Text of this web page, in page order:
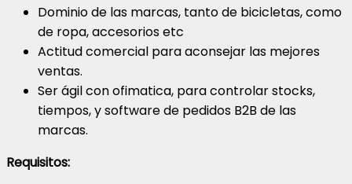
Dominio de las marcas, tanto de bicicletas, como
de ropa, accesorios etc
Actitud comercial para aconsejar las mejores
ventas.
Ser ágil con ofimatica, para controlar stocks,
tiempos, y software de pedidos B2B de las
marcas.
Requisitos: